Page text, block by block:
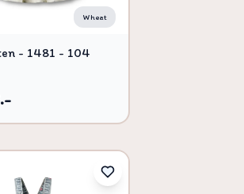
Wheat
- 1481 - 104